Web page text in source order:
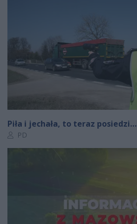
Piła i jechała, to teraz posiedzi…
Autor artykułu:
PD